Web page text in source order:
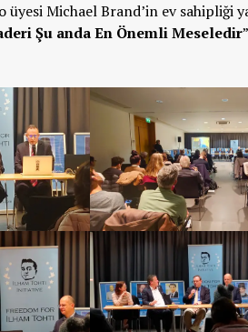
Michael Brand’in ev sahipliği
Şu anda En Önemli Meseledir